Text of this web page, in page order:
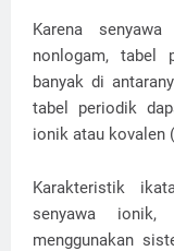
Karena
nonlogam, tabel
banyak di
tabel periodik
ionik atau kovalen
Karakteristik
senyawa
menggunakan